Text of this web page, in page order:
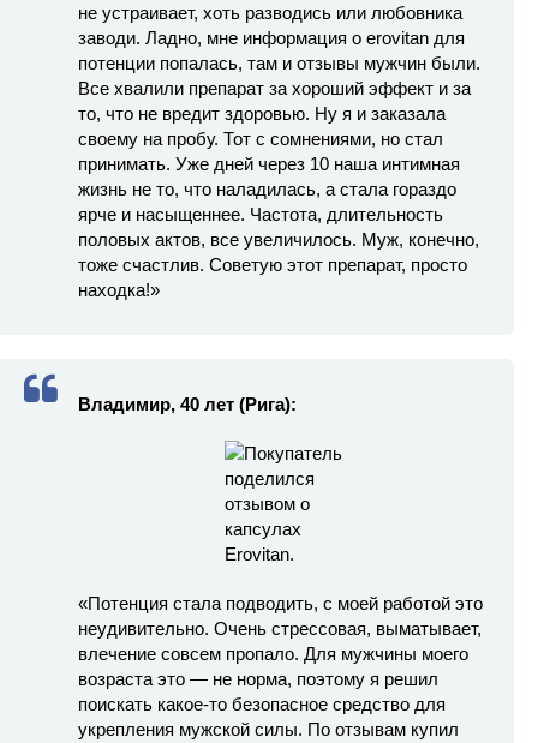
не устраивает, хоть разводись или любовника
заводи. Ладно, мне информация о erovitan для
потенции попалась, там и отзывы мужчин были.
Все хвалили препарат за хороший эффект и за
то, что не вредит здоровью. Ну я и заказала
своему на пробу. Тот с сомнениями, но стал
принимать. Уже дней через 10 наша интимная
жизнь не то, что наладилась, а стала гораздо
ярче и насыщеннее. Частота, длительность
половых актов, все увеличилось. Муж, конечно,
тоже счастлив. Советую этот препарат, просто
находка!»
Владимир, 40 лет (Рига):
«Потенция стала подводить, с моей работой это
неудивительно. Очень стрессовая, выматывает,
влечение совсем пропало. Для мужчины моего
возраста это — не норма, поэтому я решил
поискать какое-то безопасное средство для
укрепления мужской силы. По отзывам купил